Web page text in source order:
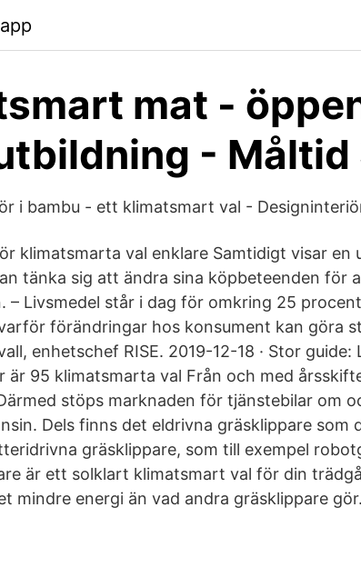
mat -
- Måltid
i bambu - ett klimatsmart val -
klimatsmarta val enklare Samtidigt visar en
tänka sig att ändra sina köpbeteenden för
– Livsmedel står i dag för omkring 25
förändringar hos konsument kan göra
enhetschef RISE. 2019-12-18 · Stor
är 95 klimatsmarta val Från och med
stöps marknaden för tjänstebilar om
Dels finns det eldrivna gräsklippare som
gräsklippare, som till exempel
är ett solklart klimatsmart val för din
mindre energi än vad andra gräsklippare gör.